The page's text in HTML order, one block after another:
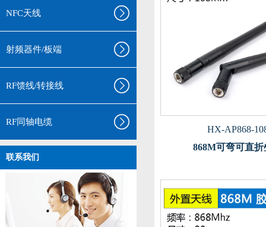
NFC天线
射频器件/板端
RF馈线/转接线
RF同轴电缆
联系我们
HX-AP868-
868M可弯可直